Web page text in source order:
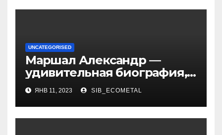
UNCATEGORISED
Маршал Александр —
удивительная биография,
интересные факты о жене,
уникальная личная жизнь
и восхитительные дети
ЯНВ 11, 2023 SIB_ECOMETAL